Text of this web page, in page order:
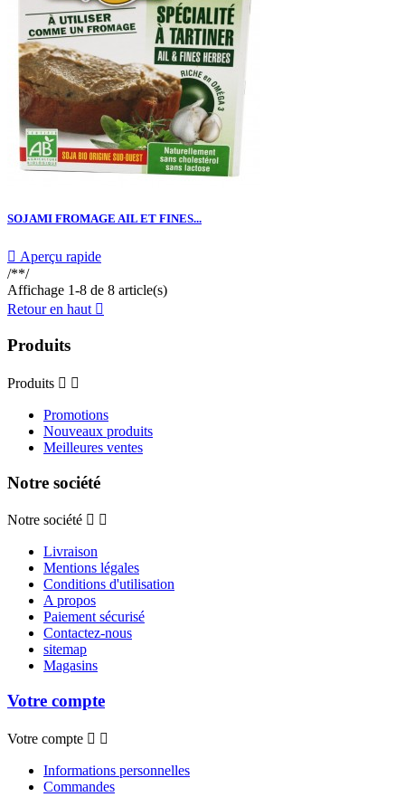
SOJAMI FROMAGE AIL ET FINES...
 Aperçu rapide
/**/
Affichage 1-8 de 8 article(s)
Retour en haut 
Produits
Produits  
Promotions
Nouveaux produits
Meilleures ventes
Notre société
Notre société  
Livraison
Mentions légales
Conditions d'utilisation
A propos
Paiement sécurisé
Contactez-nous
sitemap
Magasins
Votre compte
Votre compte  
Informations personnelles
Commandes